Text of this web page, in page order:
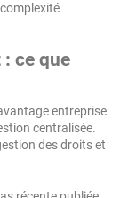
ce que
entreprise
centralisée.
des droits et